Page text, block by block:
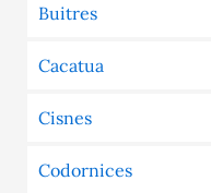
Buitres
Cacatua
Cisnes
Codornices